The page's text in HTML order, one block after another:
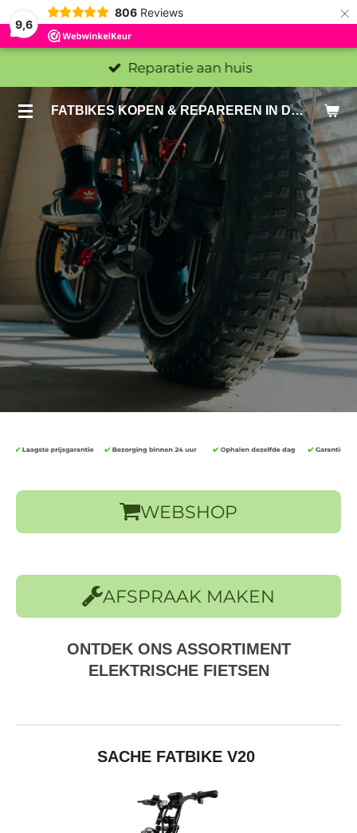
9,6
806 Reviews ×
FATBIKES KOPEN & REPAREREN IN DEN HAAG EN ZOETERMEER - SACHE BIKES
Reparatie aan huis
WEBSHOP
AFSPRAAK MAKEN
ONTDEK ONS ASSORTIMENT
ELEKTRISCHE FIETSEN
SACHE FATBIKE V20